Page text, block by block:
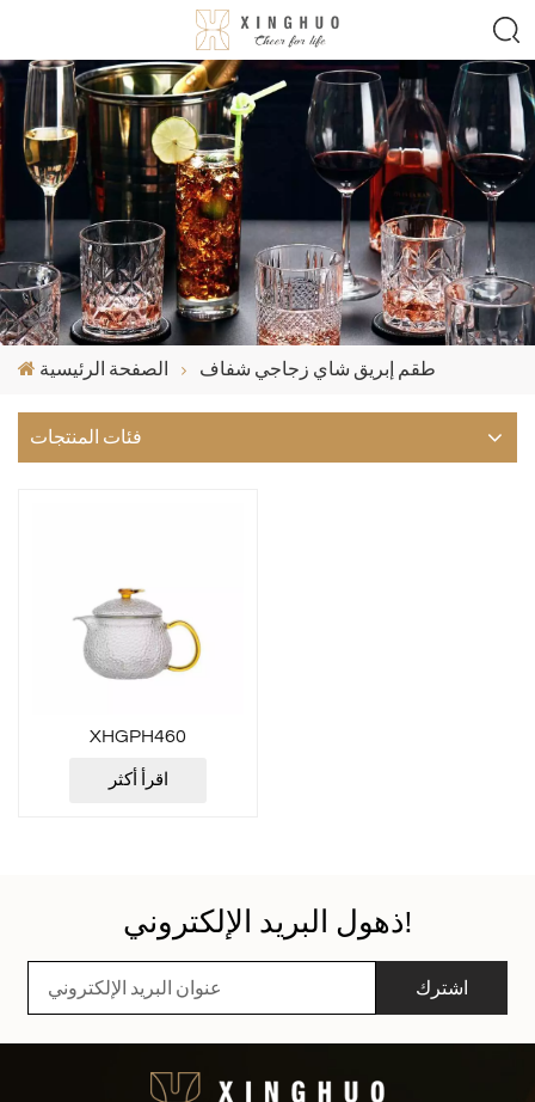
الصفحة الرئيسية طقم إبريق شاي زجاجي شفاف
فئات المنتجات
XHGPH460
اقرأ أكثر
ذهول البريد الإلكتروني!
اشترك